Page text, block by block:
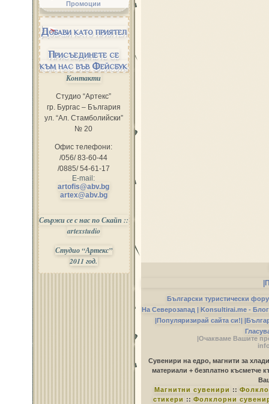
Промоции
Добави като приятел
Присъединете се
към нас във Фейсбук
Контакти
Студио “Артекс”
гр. Бургас – България
ул. “Ал. Стамболийски”
№ 20
Офис телефони:
/056/ 83-60-44
/0885/ 54-61-17
E-mail:
artofis@abv.bg
artex@abv.bg
Свържи се с нас по Скайп ::
artexstudio
Студио “Артекс”
2011 год.
Български туристически
На Северозапад | Konsultirai.me -
|Популяризирай сайта си!|
|Очакваме Вашите
Сувенири на едро, магнити за
материали + безплатно късметче
Магнитни сувенири ::
стикери :: Фолклорни